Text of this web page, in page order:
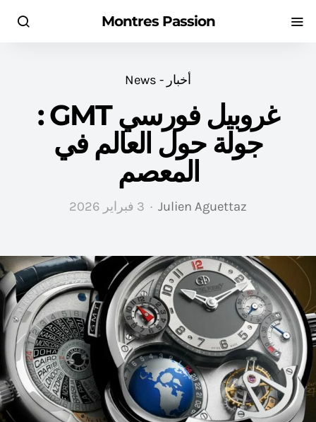
Montres Passion
أخبار - News
غروبيل فورسي GMT :
جولة حول العالم في
المعصم
Julien Aguettaz 3 فبراير 2026